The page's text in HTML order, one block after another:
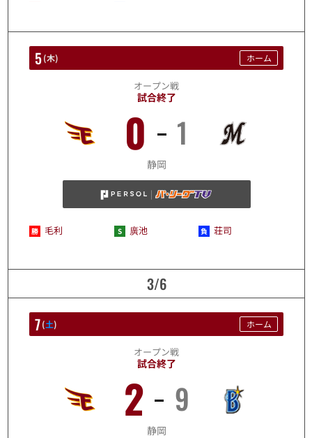
5(木) ホーム
オープン戦
試合終了
0 1
静岡
毛利 廣池 荘司
3/6
3/7
7(土) ホーム
オープン戦
試合終了
2 9
静岡